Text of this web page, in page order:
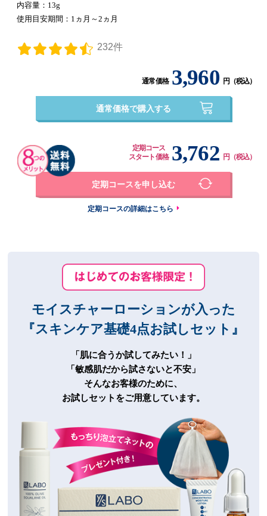
内容量：13g
使用目安期間：1ヵ月～2ヵ月
232件
通常価格 3,960 円（税込）
通常価格で購入する
定期コース
スタート価格 3,762 円（税込）
定期コースを申し込む
定期コースの詳細はこちら
モイスチャーローションが入った
『スキンケア基礎4点お試しセット』
「肌に合うか試してみたい！」
「敏感肌だから試さないと不安」
そんなお客様のために、
お試しセットをご用意しています。